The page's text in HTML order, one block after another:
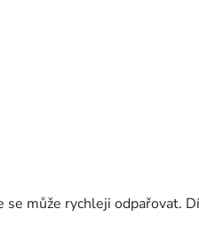
se může rychleji odpařovat.